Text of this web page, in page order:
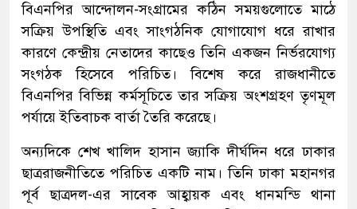
বিএনপির আন্দোলন-সংগ্রামের কঠিন সময়গুলোতে মাঠে
সক্রিয় উপস্থিতি এবং সাংগঠনিক যোগাযোগ ধরে রাখার
কারণে কেন্দ্রীয় নেতাদের কাছেও তিনি একজন নির্ভরযোগ্য
সংগঠক হিসেবে পরিচিত। বিশেষ করে রাজধানীতে
বিএনপির বিভিন্ন কর্মসূচিতে তার সক্রিয় অংশগ্রহণ তৃণমূল
পর্যায়ে ইতিবাচক বার্তা তৈরি করেছে।
অন্যদিকে শেখ খালিদ হাসান জ্যাকি দীর্ঘদিন ধরে ঢাকার
ছাত্ররাজনীতিতে পরিচিত একটি নাম। তিনি ঢাকা মহানগর
পূর্ব ছাত্রদল-এর সাবেক আহ্বায়ক এবং ধানমন্ডি থানা